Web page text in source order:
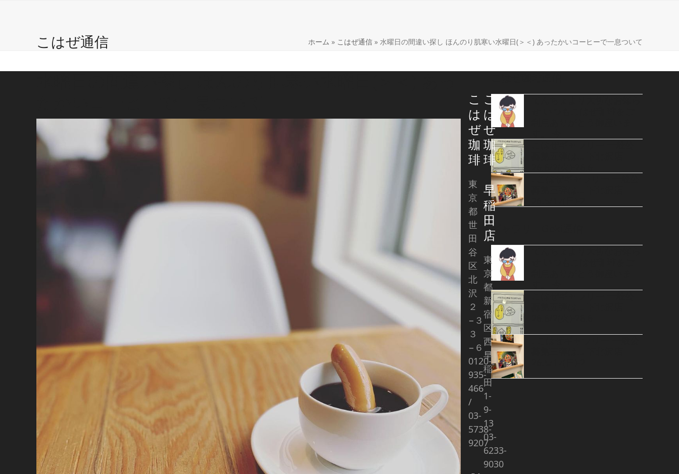
こはぜ通信 ホーム » こはぜ通信 » 水曜日の間違い探し ほんのり肌寒い水曜日(＞＜) あったかいコーヒーで一息ついて
ギャラリーGeki通信
こ
は
ぜ
珈
琲
東
京
都
世
田
谷
区
北
沢
２
−３
３
−６
0120-
935-
466
/
03-
5738-
9207
こ
は
ぜ
珈
琲
早
稲
田
店
東
京
都
新
宿
区
西
早
稲
田
1-
9-
13
03-
6233-
9030